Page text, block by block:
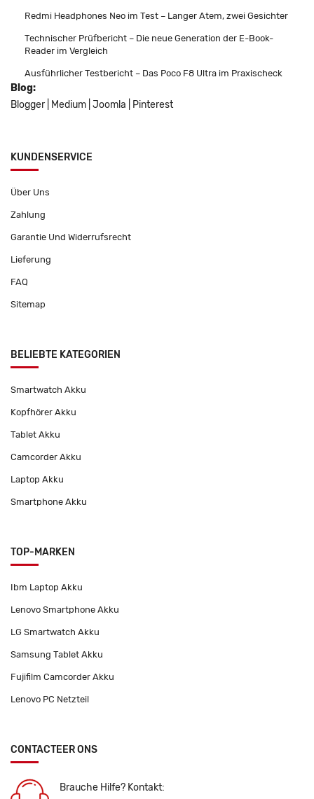
Redmi Headphones Neo im Test – Langer Atem, zwei Gesichter
Technischer Prüfbericht – Die neue Generation der E-Book-
Reader im Vergleich
Ausführlicher Testbericht – Das Poco F8 Ultra im Praxischeck
Blog:
Blogger
Medium Joomla Pinterest
KUNDENSERVICE
Über Uns
Zahlung
Garantie Und Widerrufsrecht
Lieferung
FAQ
Sitemap
BELIEBTE KATEGORIEN
Smartwatch Akku
Kopfhörer Akku
Tablet Akku
Camcorder Akku
Laptop Akku
Smartphone Akku
TOP-MARKEN
Ibm Laptop Akku
Lenovo Smartphone Akku
LG Smartwatch Akku
Samsung Tablet Akku
Fujifilm Camcorder Akku
Lenovo PC Netzteil
CONTACTEER ONS
Brauche Hilfe? Kontakt: